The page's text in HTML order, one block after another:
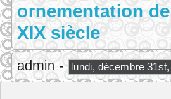
ornementation
XIX siècle
admin - lundi, décembre